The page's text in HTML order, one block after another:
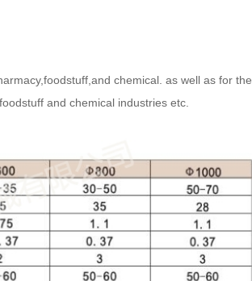
chemical. as well as for the
and chemical industries etc.